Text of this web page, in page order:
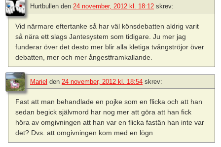
Hurtbullen den 24 november, 2012 kl. 18:12 skrev:
Vid närmare eftertanke så har väl könsdebatten aldrig varit
så nära ett slags Jantesystem som tidigare. Ju mer jag
funderar över det desto mer blir alla kletiga tvångströjor över
debatten, mer och mer ångestframkallande.
Mariel den 24 november, 2012 kl. 18:54 skrev:
Fast att man behandlade en pojke som en flicka och att han
sedan begick självmord har nog mer att göra att han fick
höra av omgivningen att han var en flicka fastän han inte var
det? Dvs. att omgivningen kom med en lögn